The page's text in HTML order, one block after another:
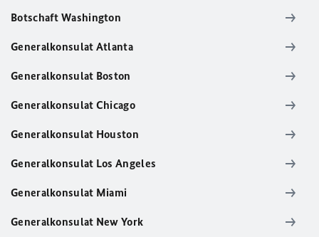
Botschaft Washington
Generalkonsulat Atlanta
Generalkonsulat Boston
Generalkonsulat Chicago
Generalkonsulat Houston
Generalkonsulat Los Angeles
Generalkonsulat Miami
Generalkonsulat New York